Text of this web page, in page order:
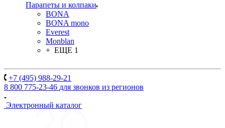
Парапеты и колпаки
BONA
BONA mono
Everest
Monblan
+ ЕЩЕ 1
+7 (495) 988-29-21
8 800 775-23-46 для звонков из регионов
Электронный каталог